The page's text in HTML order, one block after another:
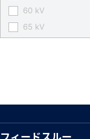
60 kV
65 kV